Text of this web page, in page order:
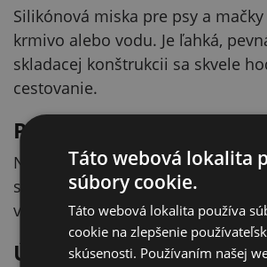
Silikónová miska pre psy a
krmivo alebo vodu. Je ľahká,
skladacej konštrukcii sa skvele
cestovanie.
Praktická na cesty
Nízka hmotnosť a možnosť
skladný doplnok do batohu, auta
výbavy.
Údržba a používanie
Táto webová lokalita
súbory cookie.
Táto webová lokalita používa
cookie na zlepšenie
skúsenosti. Používaním našej